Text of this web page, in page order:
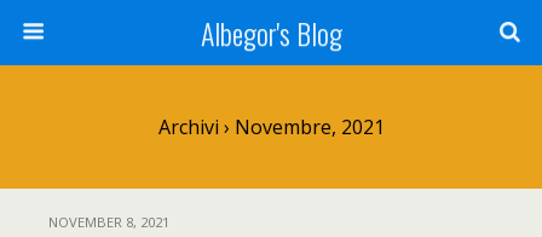
Albegor's Blog
Archivi › Novembre, 2021
NOVEMBER 8, 2021